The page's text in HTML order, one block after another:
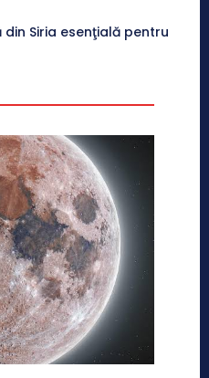
Siria esenţială pentru